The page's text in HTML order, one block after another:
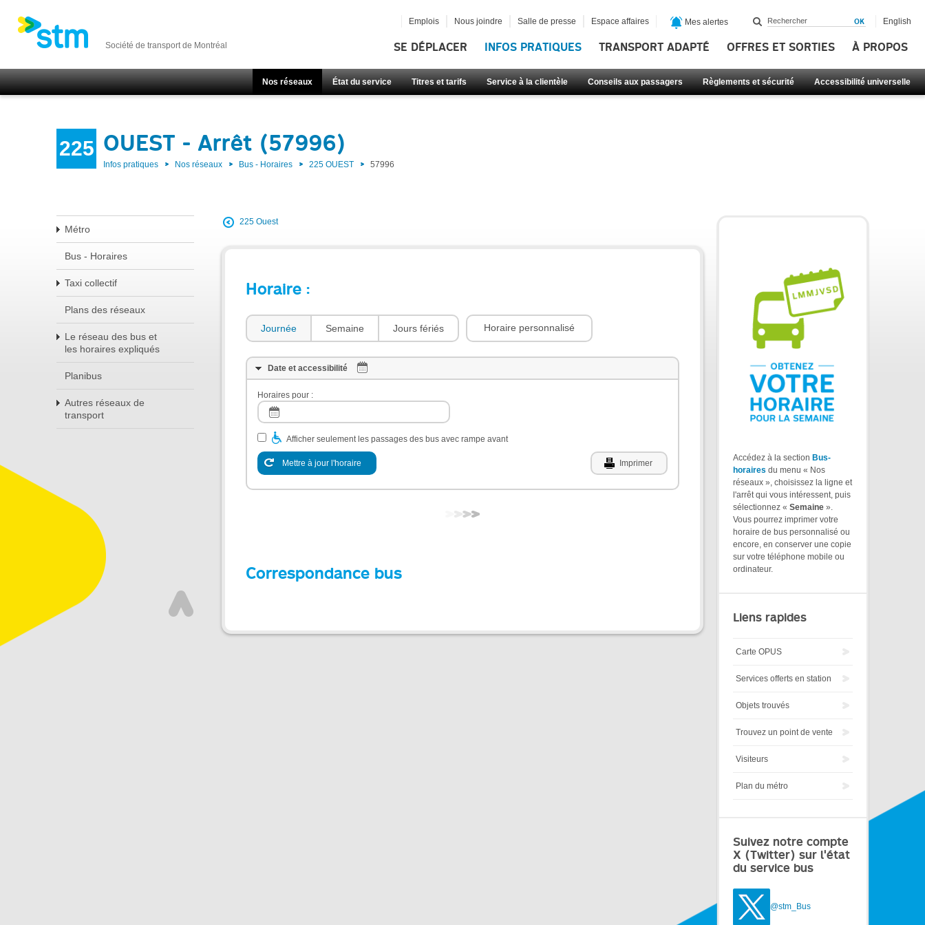
Société de transport de Montréal SE DÉPLACER INFOS PRATIQUES TRANSPORT ADAPTÉ OFFRES ET SORTIES À PROPOS
Nos réseaux État du service Titres et tarifs Service à la clientèle Conseils aux passagers Règlements et sécurité Accessibilité universelle
Emplois Nous joindre Salle de presse Espace affaires Mes alertes English
225 OUEST - Arrêt (57996)
Infos pratiques Nos réseaux Bus - Horaires 225 OUEST 57996
Métro
Bus - Horaires
Taxi collectif
Plans des réseaux
Le réseau des bus et
les horaires expliqués
Planibus
Autres réseaux de
transport
225 Ouest
Horaire :
Journée Semaine Jours fériés Horaire personnalisé
Date et accessibilité
Horaires pour :
Afficher seulement les passages des bus avec rampe avant
Mettre à jour l'horaire Imprimer
Correspondance bus
Accédez à la section Bus-
horaires du menu « Nos
réseaux », choisissez la ligne et
l'arrêt qui vous intéressent, puis
sélectionnez « Semaine ».
Vous pourrez imprimer votre
horaire de bus personnalisé ou
encore, en conserver une copie
sur votre téléphone mobile ou
ordinateur.
Liens rapides
Carte OPUS
Services offerts en station
Objets trouvés
Trouvez un point de vente
Visiteurs
Plan du métro
Suivez notre compte
X (Twitter) sur l'état
du service bus
@stm_Bus